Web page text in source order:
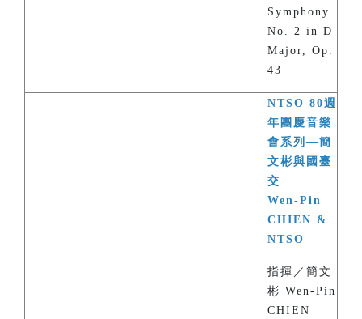
Symphony
No. 2 in D
Major, Op.
43
NTSO 80週
年團慶音樂
會系列—簡
文彬與國臺
交
Wen-Pin
CHIEN &
NTSO
指揮／簡文
彬 Wen-Pin
CHIEN